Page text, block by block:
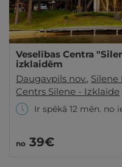
Veselības Centra
izklaidēm
Daugavpils nov., Silene
Centrs Silene - Izklaide
Ir spēkā 12 mēn. no
no 39€